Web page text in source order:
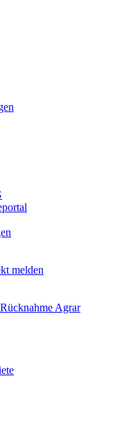
melden
Agrar